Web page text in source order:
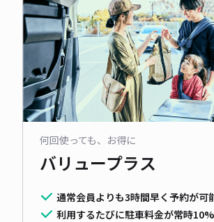
何回使っても、お得に
バリュープラス
通常会員よりも3時間早く予約が可
利用するたびに駐車料金が常時